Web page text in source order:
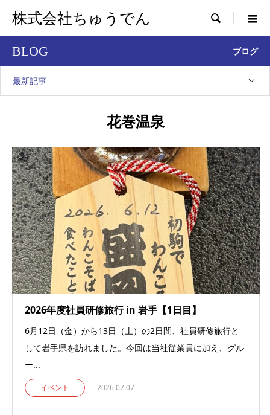
株式会社ちゅうでん 
BLOG ブログ
最新記事
花巻温泉
2026年度社員研修旅行 in 岩手【1日目】
6月12日（金）から13日（土）の2日間、社員研修旅行と
して岩手県を訪れました。今回は当社従業員に加え、グル
ー...
イベント 2026.07.07